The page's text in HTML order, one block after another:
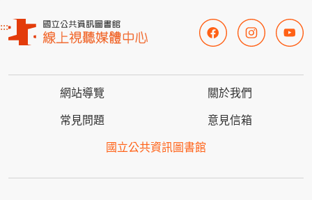
:::
網站導覽 關於我們
常見問題 意見信箱
國立公共資訊圖書館